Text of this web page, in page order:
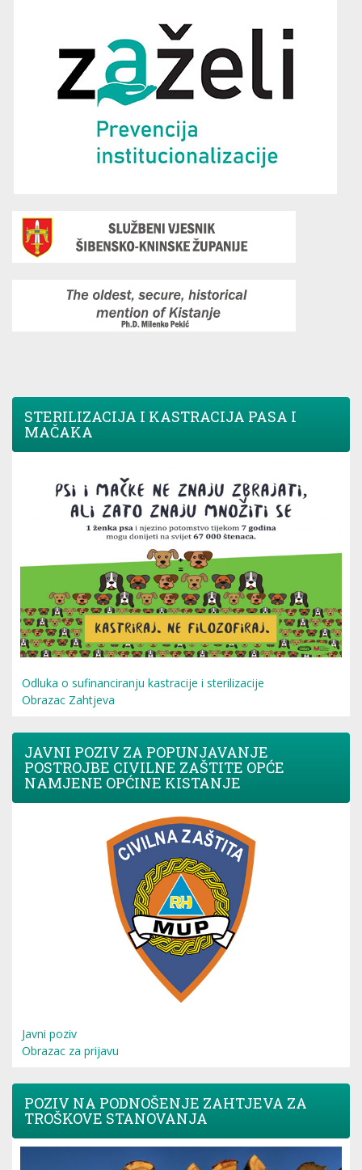
STERILIZACIJA I KASTRACIJA PASA I
MAČAKA
Odluka o sufinanciranju kastracije i sterilizacije
Obrazac Zahtjeva
JAVNI POZIV ZA POPUNJAVANJE
POSTROJBE CIVILNE ZAŠTITE OPĆE
NAMJENE OPĆINE KISTANJE
Javni poziv
Obrazac za prijavu
POZIV NA PODNOŠENJE ZAHTJEVA ZA
TROŠKOVE STANOVANJA